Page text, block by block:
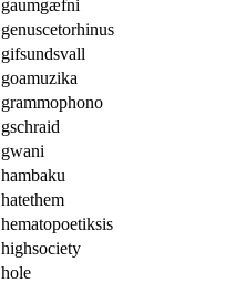
gaumgæfni
genuscetorhinus
gifsundsvall
goamuzika
grammophono
gschraid
gwani
hambaku
hatethem
hematopoetiksis
highsociety
hole